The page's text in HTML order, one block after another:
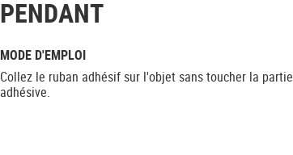
PENDANT
MODE D'EMPLOI
Collez le ruban adhésif sur l'objet sans toucher la partie
adhésive.